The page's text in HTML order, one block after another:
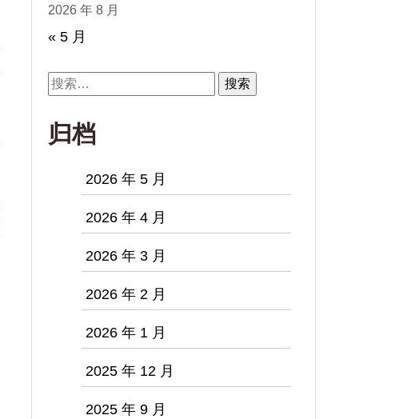
2026 年 8 月
« 5 月
搜
索：
归档
2026 年 5 月
2026 年 4 月
2026 年 3 月
2026 年 2 月
2026 年 1 月
2025 年 12 月
2025 年 9 月